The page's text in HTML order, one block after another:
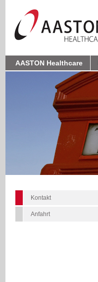
AASTON Healthcare
Kontakt
Anfahrt